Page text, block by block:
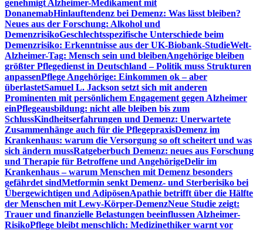
genehmigt Alzheimer-Medikament mit
DonanemabHinlauftendenz bei Demenz: Was lässt bleiben?
Neues aus der Forschung: Alkohol und
DemenzrisikoGeschlechtsspezifische Unterschiede beim
Demenzrisiko: Erkenntnisse aus der UK-Biobank-StudieWelt-
Alzheimer-Tag: Mensch sein und bleibenAngehörige bleiben
größter Pflegedienst in Deutschland – Politik muss Strukturen
anpassenPflege Angehörige: Einkommen ok – aber
überlastetSamuel L. Jackson setzt sich mit anderen
Prominenten mit persönlichem Engagement gegen Alzheimer
einPflegeausbildung: nicht alle bleiben bis zum
SchlussKindheitserfahrungen und Demenz: Unerwartete
Zusammenhänge auch für die PflegepraxisDemenz im
Krankenhaus: warum die Versorgung so oft scheitert und was
sich ändern mussRatgeberbuch Demenz: neues aus Forschung
und Therapie für Betroffene und AngehörigeDelir im
Krankenhaus – warum Menschen mit Demenz besonders
gefährdet sindMetformin senkt Demenz- und Sterberisiko bei
Übergewichtigen und AdipösenApathie betrifft über die Hälfte
der Menschen mit Lewy-Körper-DemenzNeue Studie zeigt:
Trauer und finanzielle Belastungen beeinflussen Alzheimer-
RisikoPflege bleibt menschlich: Medizinethiker warnt vor